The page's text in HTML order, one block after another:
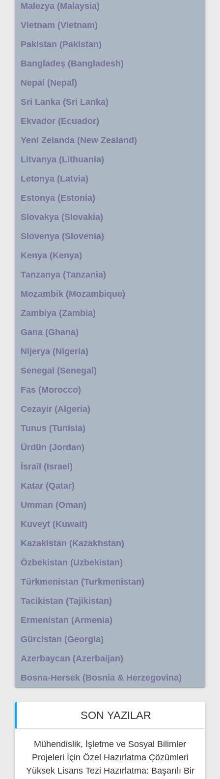
Malezya (Malaysia)
Vietnam (Vietnam)
Pakistan (Pakistan)
Bangladeş (Bangladesh)
Nepal (Nepal)
Sri Lanka (Sri Lanka)
Ekvador (Ecuador)
Yeni Zelanda (New Zealand)
Litvanya (Lithuania)
Letonya (Latvia)
Estonya (Estonia)
Slovakya (Slovakia)
Slovenya (Slovenia)
Kenya (Kenya)
Tanzanya (Tanzania)
Mozambik (Mozambique)
Zambiya (Zambia)
Gana (Ghana)
Nijerya (Nigeria)
Senegal (Senegal)
Fas (Morocco)
Cezayir (Algeria)
Tunus (Tunisia)
Ürdün (Jordan)
İsrail (Israel)
Katar (Qatar)
Umman (Oman)
Kuveyt (Kuwait)
Kazakistan (Kazakhstan)
Özbekistan (Uzbekistan)
Türkmenistan (Turkmenistan)
Tacikistan (Tajikistan)
Ermenistan (Armenia)
Gürcistan (Georgia)
Azerbaycan (Azerbaijan)
Bosna-Hersek (Bosnia & Herzegovina)
SON YAZILAR
Mühendislik, İşletme ve Sosyal Bilimler
Projeleri İçin Özel Hazırlatma Çözümleri
Yüksek Lisans Tezi Hazırlatma: Başarılı Bir